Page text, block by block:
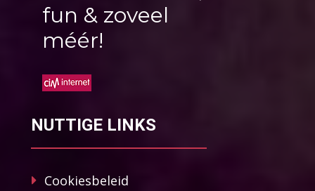
fun & zoveel
méér!
NUTTIGE LINKS
Cookiesbeleid